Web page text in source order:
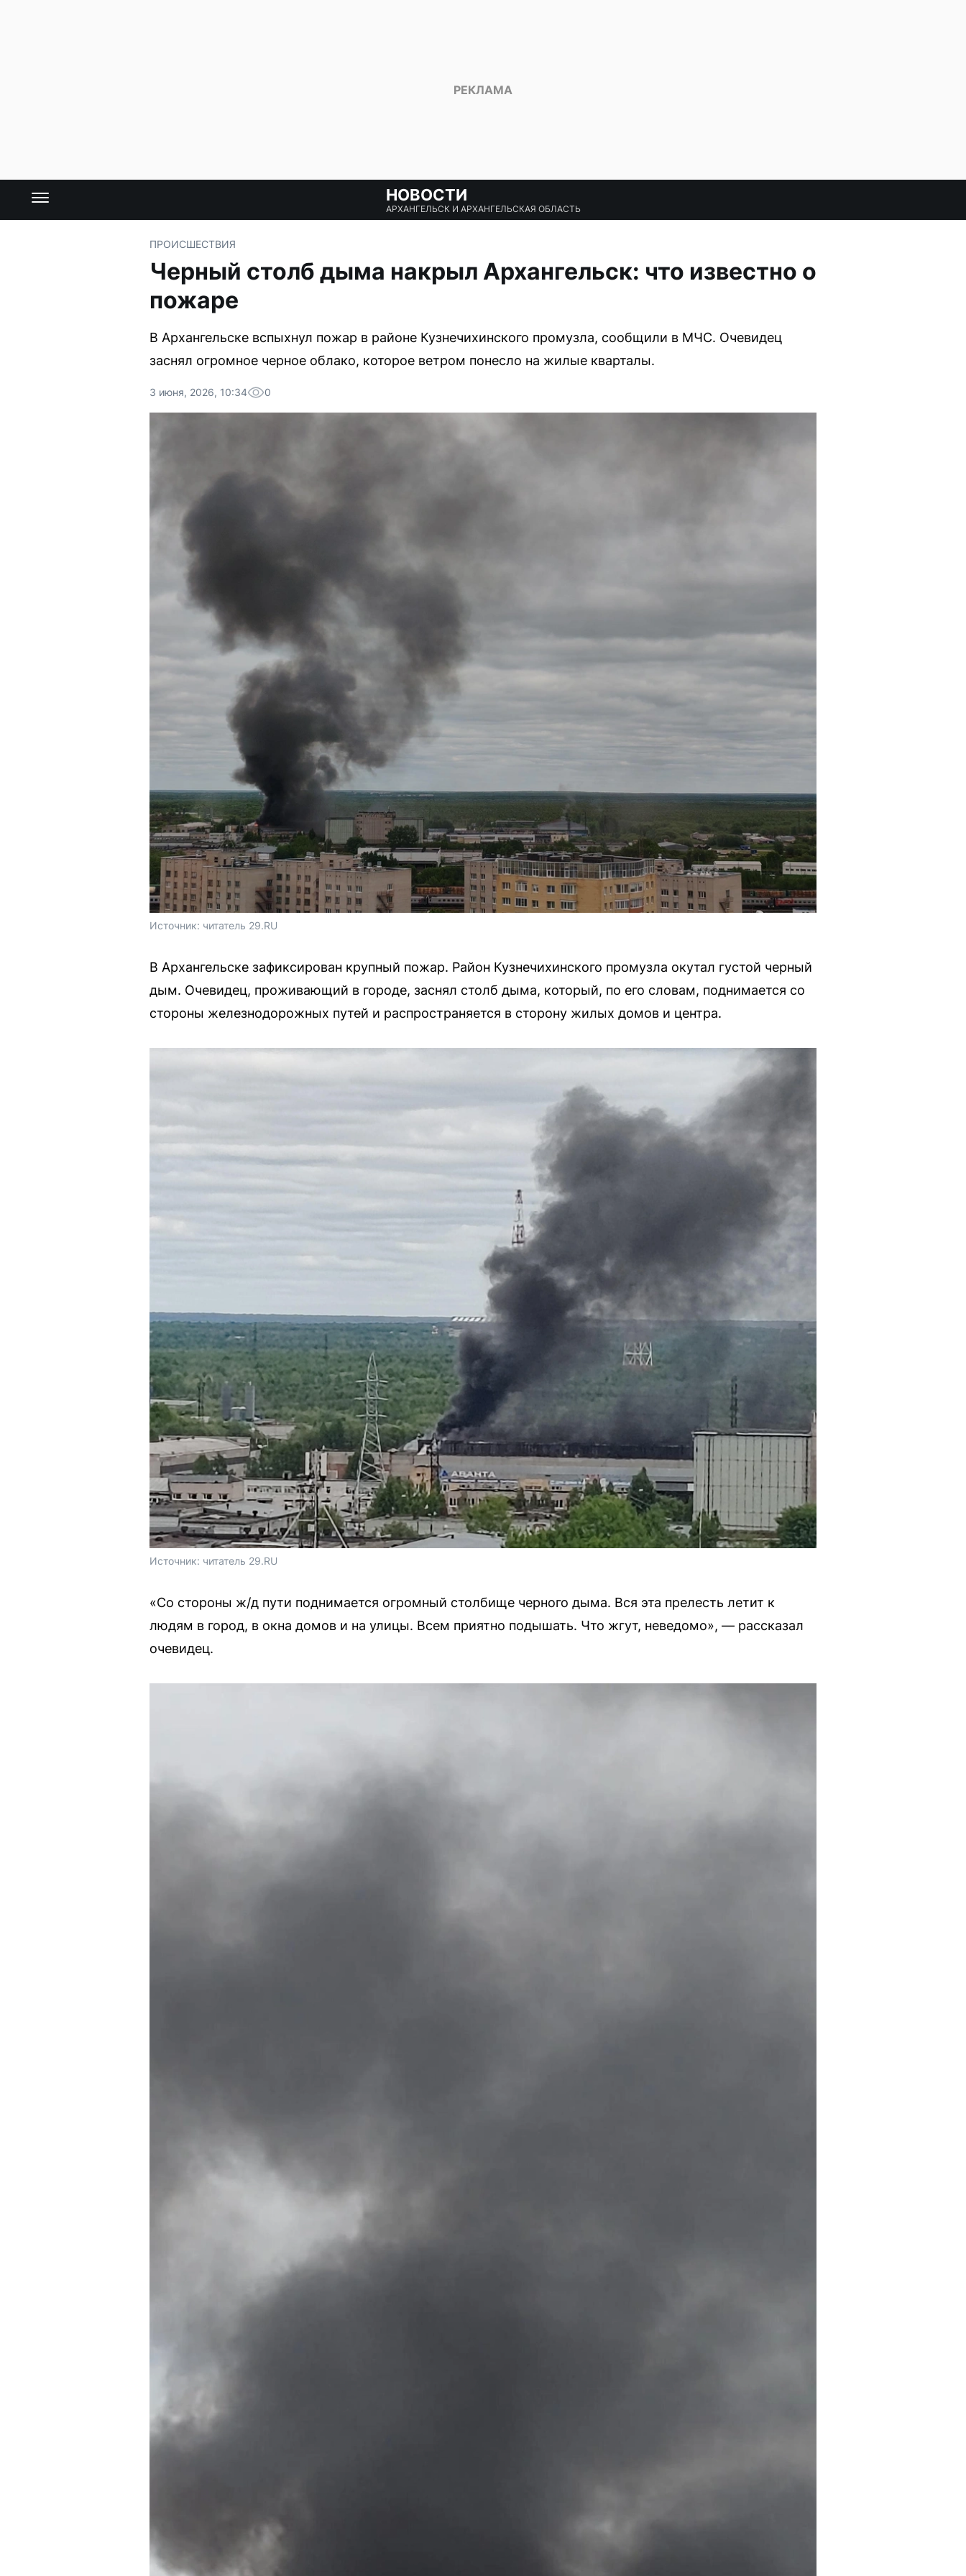
НОВОСТИ
АРХАНГЕЛЬСК И АРХАНГЕЛЬСКАЯ ОБЛАСТЬ
ПРОИСШЕСТВИЯ
Черный столб дыма накрыл Архангельск: что известно о
пожаре
В Архангельске вспыхнул пожар в районе Кузнечихинского промузла, сообщили в МЧС. Очевидец
заснял огромное черное облако, которое ветром понесло на жилые кварталы.
3 июня, 2026, 10:34 0
Источник: читатель 29.RU
В Архангельске зафиксирован крупный пожар. Район Кузнечихинского промузла окутал густой черный
дым. Очевидец, проживающий в городе, заснял столб дыма, который, по его словам, поднимается со
стороны железнодорожных путей и распространяется в сторону жилых домов и центра.
Источник: читатель 29.RU
«Со стороны ж/д пути поднимается огромный столбище черного дыма. Вся эта прелесть летит к
людям в город, в окна домов и на улицы. Всем приятно подышать. Что жгут, неведомо», — рассказал
очевидец.